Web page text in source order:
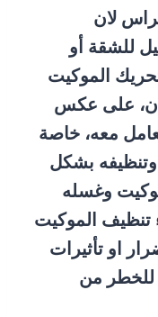
لان
للشقة أو
الموكيت
على عكس
معه، خاصة
بشكل
وغسله
تنظيف الموكيت
او تأثيرات
للخطر من